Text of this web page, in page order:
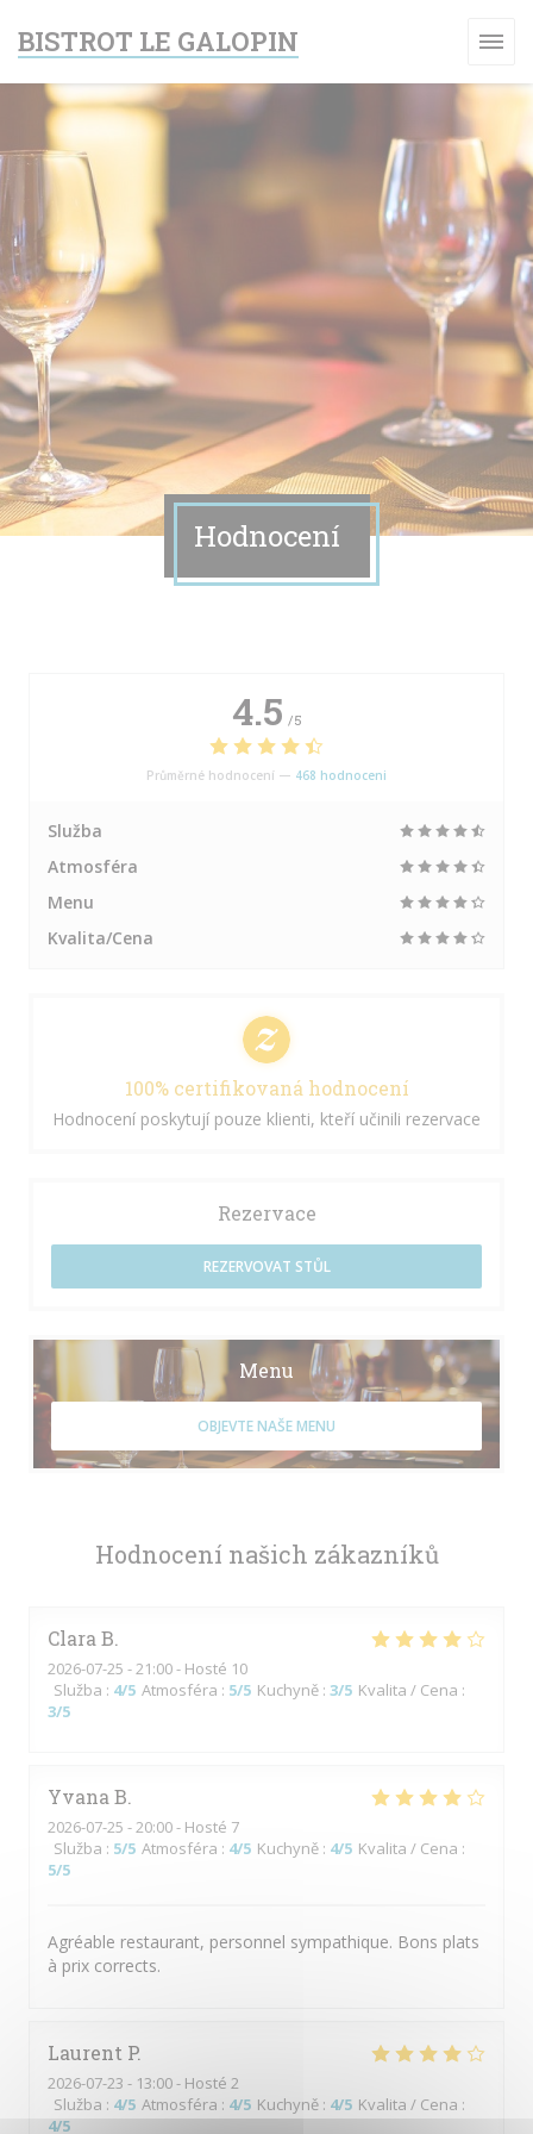
BISTROT LE GALOPIN
Hodnocení
Hodnocení našich zákazníků
Clara B
2026-07-25 - 21:00 - Hosté 10
Služba : 4/5 Atmosféra : 5/5 Kuchyně : 3/5 Kvalita / Cena :
3/5
Yvana B
2026-07-25 - 20:00 - Hosté 7
Služba : 5/5 Atmosféra : 4/5 Kuchyně : 4/5 Kvalita / Cena :
5/5
Agréable restaurant, personnel sympathique. Bons plats
à prix corrects.
Laurent P
2026-07-23 - 13:00 - Hosté 2
Služba : 4/5 Atmosféra : 4/5 Kuchyně : 4/5 Kvalita / Cena :
4/5
4.5 /5
Průměrné hodnocení — 468 hodnoceni
Služba
Atmosféra
Menu
Kvalita/Cena
100% certifikovaná hodnocení
Hodnocení poskytují pouze klienti, kteří učinili rezervace
Rezervace
REZERVOVAT STŮL
Menu
OBJEVTE NAŠE MENU